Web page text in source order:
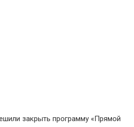
закрыть программу «Прямой